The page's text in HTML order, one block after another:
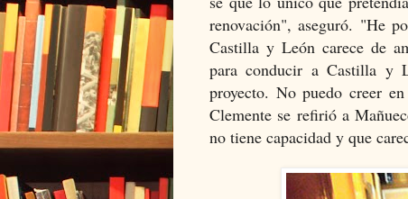
renovación", aseguró. "He
Castilla y León carece de
para conducir a Castilla y
proyecto. No puedo creer
Clemente se refirió a
no tiene capacidad y que